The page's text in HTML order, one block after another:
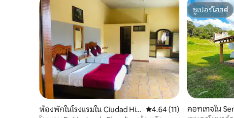
ห้องพักในโรงแรมใน Ciudad Hid คะแนนเฉลี่ย 4.64 จาก 5, 11
4.64 (11)
ซูเปอร์โฮสต์
ซูเปอร์โฮสต์
คอทเทจใน